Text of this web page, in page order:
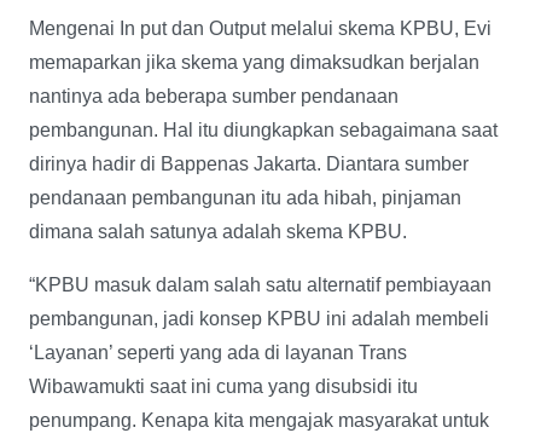
Mengenai In put dan Output melalui skema KPBU, Evi
memaparkan jika skema yang dimaksudkan berjalan
nantinya ada beberapa sumber pendanaan
pembangunan. Hal itu diungkapkan sebagaimana saat
dirinya hadir di Bappenas Jakarta. Diantara sumber
pendanaan pembangunan itu ada hibah, pinjaman
dimana salah satunya adalah skema KPBU.
“KPBU masuk dalam salah satu alternatif pembiayaan
pembangunan, jadi konsep KPBU ini adalah membeli
‘Layanan’ seperti yang ada di layanan Trans
Wibawamukti saat ini cuma yang disubsidi itu
penumpang. Kenapa kita mengajak masyarakat untuk